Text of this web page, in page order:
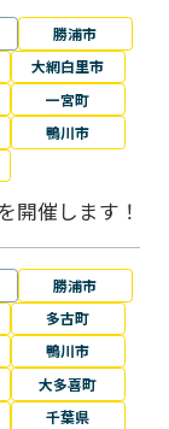
勝浦市
大網白里市
一宮町
鴨川市
開催します！
勝浦市
多古町
鴨川市
大多喜町
千葉県